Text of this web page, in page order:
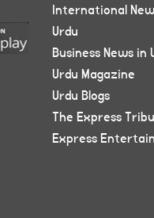
International
Urdu
Business News in
Urdu Magazine
Urdu Blogs
The Express
Express